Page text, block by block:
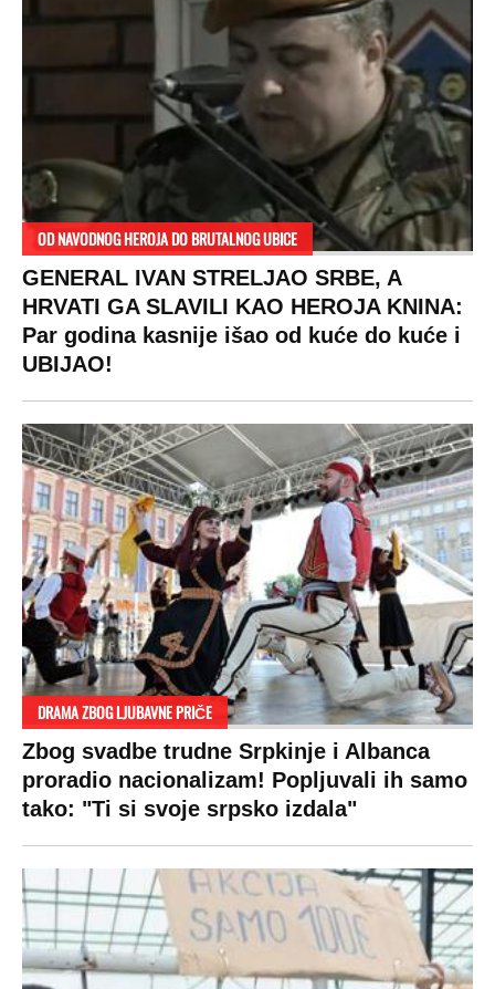
OD NAVODNOG HEROJA DO BRUTALNOG UBICE
GENERAL IVAN STRELJAO SRBE, A
HRVATI GA SLAVILI KAO HEROJA KNINA:
Par godina kasnije išao od kuće do kuće i
UBIJAO!
DRAMA ZBOG LJUBAVNE PRIČE
Zbog svadbe trudne Srpkinje i Albanca
proradio nacionalizam! Popljuvali ih samo
tako: "Ti si svoje srpsko izdala"